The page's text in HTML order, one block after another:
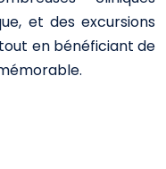
et des excursions
en bénéficiant de